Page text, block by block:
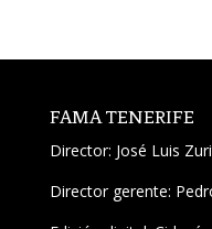
FAMA TENERIFE
Director: José Luis
Director gerente: